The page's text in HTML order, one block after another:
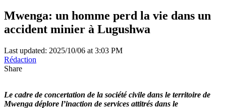
Mwenga: un homme perd la vie dans un
accident minier à Lugushwa
Last updated: 2025/10/06 at 3:03 PM
Rédaction
Share
Le cadre de concertation de la société civile dans le territoire de
Mwenga déplore l’inaction de services attitrés dans le